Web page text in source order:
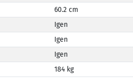
60.2 cm
Igen
Igen
Igen
184 kg